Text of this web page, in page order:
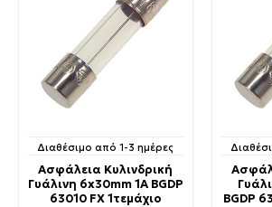
Διαθέσιμο από 1-3 ημέρες
Ασφάλεια Κυλινδρική
Γυάλινη 6x30mm 1A BGDP
63010 FX 1τεμάχιο
BGDP